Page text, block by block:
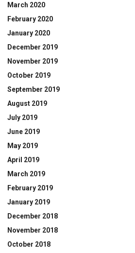
March 2020
February 2020
January 2020
December 2019
November 2019
October 2019
September 2019
August 2019
July 2019
June 2019
May 2019
April 2019
March 2019
February 2019
January 2019
December 2018
November 2018
October 2018